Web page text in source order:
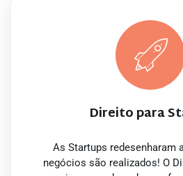
Direito para
As Startups redesenharam
negócios são realizados! O